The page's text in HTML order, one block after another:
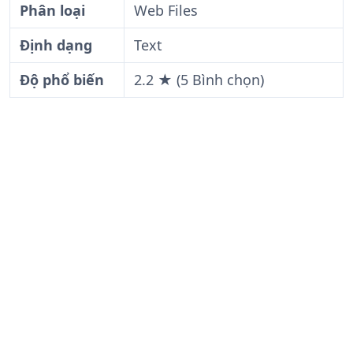
Phân loại
Web Files
Định dạng
Text
Độ phổ biến
2.2 ★ (5 Bình chọn)